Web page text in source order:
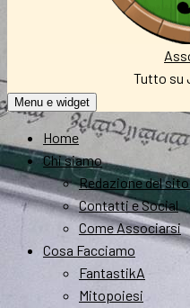
Tutto su
Menu e widget
Home
Chi siamo
Redazione del
Contatti e Social
Come Associarsi
Cosa Facciamo
FantastikA
Mitopoiesi